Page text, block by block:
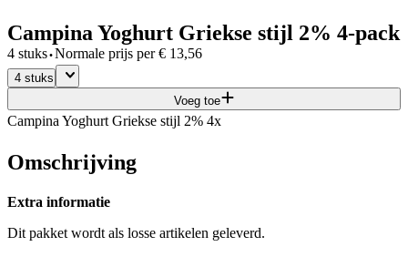
Campina Yoghurt Griekse stijl 2% 4-pack
4 stuks·Normale prijs per € 13,56
4 stuks
Voeg toe
Campina Yoghurt Griekse stijl 2% 4x
Omschrijving
Extra informatie
Dit pakket wordt als losse artikelen geleverd.